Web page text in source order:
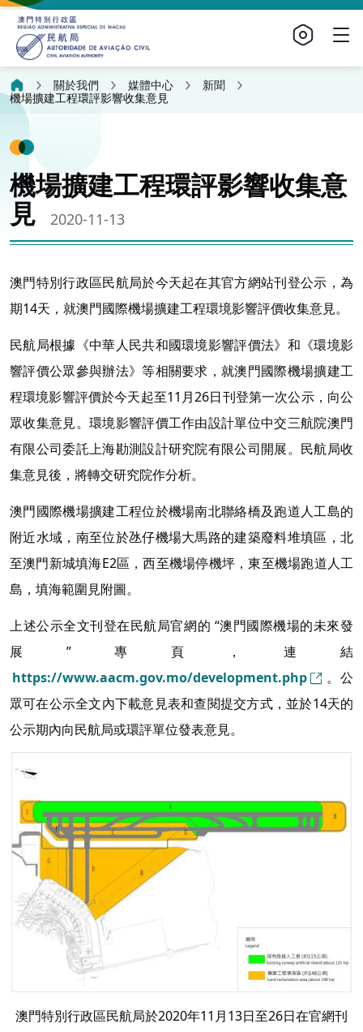
關於我們 媒體中心
新聞
機場擴建工程環評影響收集意見
機場擴建工程環評影響收集意
見
2020-11-13
澳門特別行政區民航局於今天起在其官方網站刊登公示，為
期14天，就澳門國際機場擴建工程環境影響評價收集意見。
民航局根據《中華人民共和國環境影響評價法》和《環境影
響評價公眾參與辦法》等相關要求，就澳門國際機場擴建工
程環境影響評價於今天起至11月26日刊登第一次公示，向公
眾收集意見。環境影響評價工作由設計單位中交三航院澳門
有限公司委託上海勘測設計研究院有限公司開展。民航局收
集意見後，將轉交研究院作分析。
澳門國際機場擴建工程位於機場南北聯絡橋及跑道人工島的
附近水域，南至位於氹仔機場大馬路的建築廢料堆填區，北
至澳門新城填海E2區，西至機場停機坪，東至機場跑道人工
島，填海範圍見附圖。
上述公示全文刊登在民航局官網的 “澳門國際機場的未來發
展”專頁，連結
https://www.aacm.gov.mo/development.php
。公
眾可在公示全文內下載意見表和查閱提交方式，並於14天的
公示期內向民航局或環評單位發表意見。
澳門特別行政區民航局於2020年11月13日至26日在官網刊